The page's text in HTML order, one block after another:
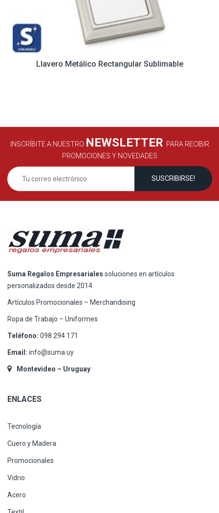
Llavero Metálico Rectangular Sublimable
INSCRÍBITE A NUESTRO NEWSLETTER PARA RECIBIR
PROMOCIONES Y NOVEDADES
Suma Regalos Empresariales soluciones en artículos
personalizados desde 2014.
Artículos Promocionales – Merchandising
Ropa de Trabajo – Uniformes
Teléfono: 098 294 171
Email: info@suma.uy
Montevideo – Uruguay
ENLACES
Tecnología
Cuero y Madera
Promocionales
Vidrio
Acero